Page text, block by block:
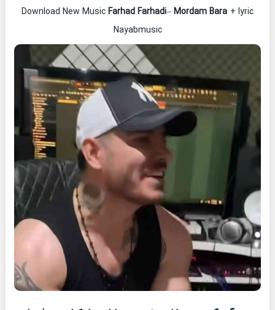
Download New Music Farhad Farhadi– Mordam Bara + lyric
Nayabmusic